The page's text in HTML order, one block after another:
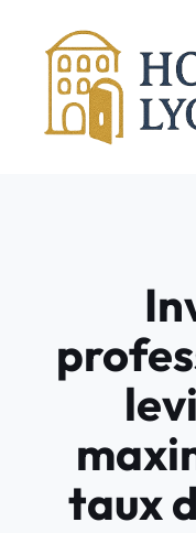
contenu
taux